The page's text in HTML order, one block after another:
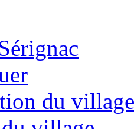
du village